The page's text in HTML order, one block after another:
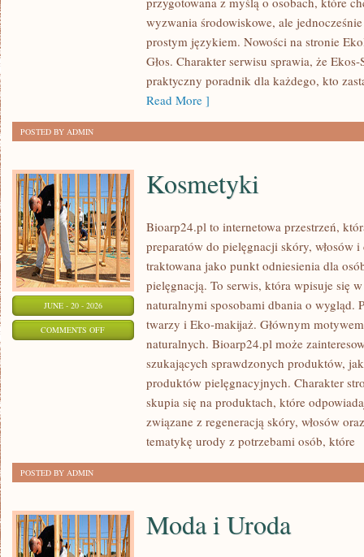
wyzwania środowiskowe, ale
prostym językiem. Nowości na stronie
Głos. Charakter serwisu sprawia, że
praktyczny poradnik dla każdego, kto
Read More ]
POSTED BY ADMIN
JUNE - 20 - 2026
COMMENTS OFFON
KOSMETYKI
Kosmetyki
Bioarp24.pl to internetowa przestrzeń,
preparatów do pielęgnacji skóry, włosów i
traktowana jako punkt odniesienia dla
pielęgnacją. To serwis, która wpisuje się
naturalnymi sposobami dbania o wygląd.
twarzy i Eko-makijaż. Głównym
naturalnych. Bioarp24.pl może
szukających sprawdzonych produktów,
produktów pielęgnacyjnych. Charakter
skupia się na produktach, które
związane z regeneracją skóry, włosów
tematykę urody z potrzebami osób, które
POSTED BY ADMIN
Moda i Uroda